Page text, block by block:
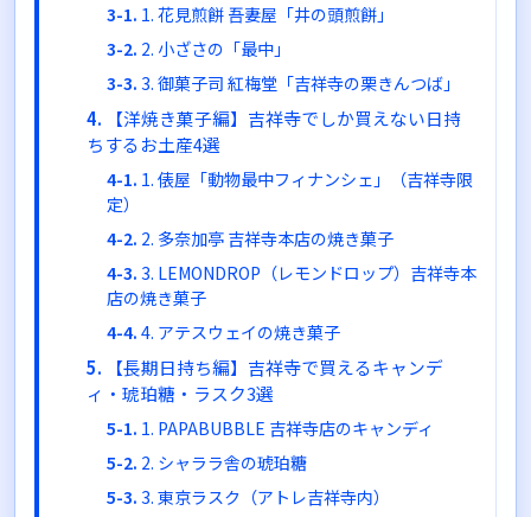
1. 花見煎餅 吾妻屋「井の頭煎餅」
2. 小ざさの「最中」
3. 御菓子司 紅梅堂「吉祥寺の栗きんつば」
【洋焼き菓子編】吉祥寺でしか買えない日持
ちするお土産4選
1. 俵屋「動物最中フィナンシェ」（吉祥寺限
定）
2. 多奈加亭 吉祥寺本店の焼き菓子
3. LEMONDROP（レモンドロップ）吉祥寺本
店の焼き菓子
4. アテスウェイの焼き菓子
【長期日持ち編】吉祥寺で買えるキャンデ
ィ・琥珀糖・ラスク3選
1. PAPABUBBLE 吉祥寺店のキャンディ
2. シャララ舎の琥珀糖
3. 東京ラスク（アトレ吉祥寺内）